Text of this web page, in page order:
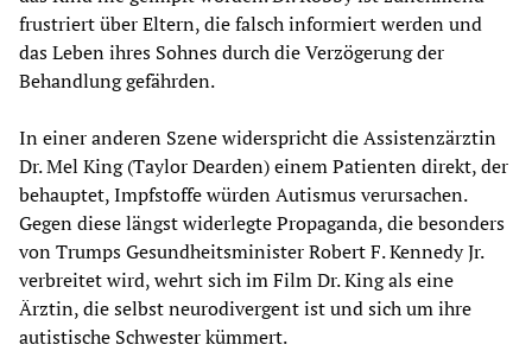
frustriert über Eltern, die falsch informiert werden und
das Leben ihres Sohnes durch die Verzögerung der
Behandlung gefährden.
In einer anderen Szene widerspricht die Assistenzärztin
Dr. Mel King (Taylor Dearden) einem Patienten direkt, der
behauptet, Impfstoffe würden Autismus verursachen.
Gegen diese längst widerlegte Propaganda, die besonders
von Trumps Gesundheitsminister Robert F. Kennedy Jr.
verbreitet wird, wehrt sich im Film Dr. King als eine
Ärztin, die selbst neurodivergent ist und sich um ihre
autistische Schwester kümmert.